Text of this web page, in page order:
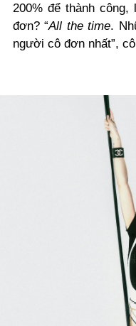
200% để thành
đơn? “All the time.
người cô đơn nhất”,